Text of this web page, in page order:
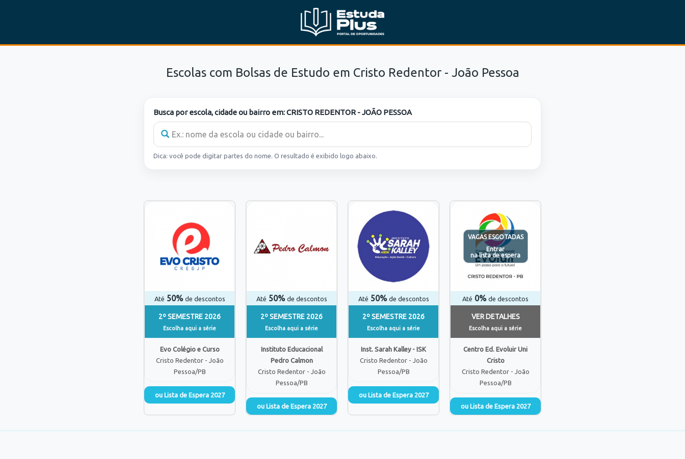
Escolas com Bolsas de Estudo em Cristo Redentor - João Pessoa
Busca por escola, cidade ou bairro em:CRISTO REDENTOR - JOÃO PESSOA
Dica: você pode digitar partes do nome. O resultado é exibido logo abaixo.
Até 50% de descontos
2º SEMESTRE 2026
Escolha aqui a série
Evo Colégio e Curso
Cristo Redentor - João
Pessoa/PB
ou Lista de Espera 2027
Até 50% de descontos
2º SEMESTRE 2026
Escolha aqui a série
Instituto Educacional
Pedro Calmon
Cristo Redentor - João
Pessoa/PB
ou Lista de Espera 2027
Até 50% de descontos
2º SEMESTRE 2026
Escolha aqui a série
Inst. Sarah Kalley - ISK
Cristo Redentor - João
Pessoa/PB
ou Lista de Espera 2027
VAGAS ESGOTADAS
Entrar
na lista de espera
Até 0% de descontos
VER DETALHES
Escolha aqui a série
Centro Ed. Evoluir Uni
Cristo
Cristo Redentor - João
Pessoa/PB
ou Lista de Espera 2027